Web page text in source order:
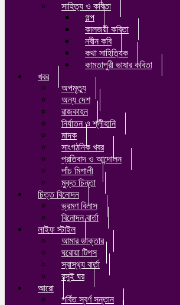
সাহিত‍্য ও কবিতা
গল্প
কালজয়ী কবিতা
নবীন কবি
কথা সাহিত‍্যিক
কামতাপুরী ভাষার কবিতা
খবর
অপমৃত‍্যু
অন্য দেশ
রাজকাহন
নির্যাতন ও শ্লীহানি
মাদক
সাংগঠনিক খবর
প্রতিবাদ ও আন্দোলন
পাঁচ মিশালী
মুক্ত চিন্তা
চিত্ত বিনোদন
ভ্রমণ বিলাস
বিনোদন বার্তা
লাইফ স্টাইল
আমার ডাক্তার
ঘরোয়া টিপস
স্বাস্থ‍্য বার্তা
রসুই ঘর
আরো
গর্বিত স্বর্ণ সন্তান